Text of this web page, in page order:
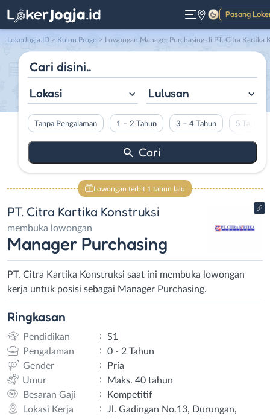
Pasang
Gelap
LokerJogja.ID > Kulon Progo > Lowongan Manager Purchasing di PT. Citra Kartika
Lokasi Lulusan
Tanpa Pengalaman 1 – 2 Tahun 3 – 4 Tahun 5 Tahun
Lowongan terbit 1 tahun lalu
PT. Citra Kartika Konstruksi
membuka lowongan
Manager Purchasing
PT. Citra Kartika Konstruksi saat ini membuka lowongan
kerja untuk posisi sebagai Manager Purchasing.
Ringkasan
Pendidikan :
S1
Pengalaman
:
0 - 2 Tahun
Gender
:
Pria
Umur
:
Maks. 40 tahun
Besaran Gaji
:
Kompetitif
Lokasi Kerja
:
Jl. Gadingan No.13, Durungan,